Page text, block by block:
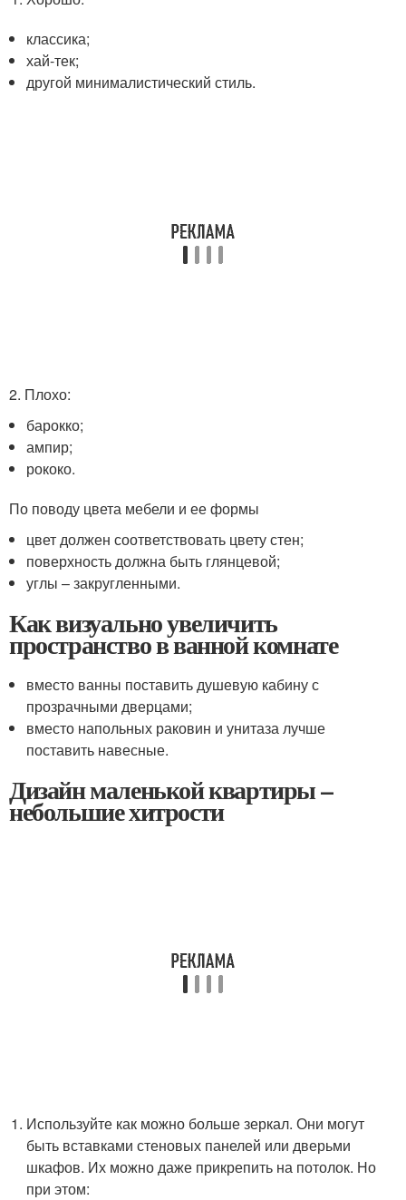
классика;
хай-тек;
другой минималистический стиль.
2. Плохо:
барокко;
ампир;
рококо.
По поводу цвета мебели и ее формы
цвет должен соответствовать цвету стен;
поверхность должна быть глянцевой;
углы – закругленными.
Как визуально увеличить
пространство в ванной комнате
вместо ванны поставить душевую кабину с
прозрачными дверцами;
вместо напольных раковин и унитаза лучше
поставить навесные.
Дизайн маленькой квартиры –
небольшие хитрости
Используйте как можно больше зеркал. Они могут
быть вставками стеновых панелей или дверьми
шкафов. Их можно даже прикрепить на потолок. Но
при этом: